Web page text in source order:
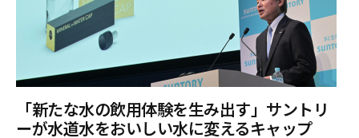
「新たな水の飲用体験を生み出す」サントリ
ーが水道水をおいしい水に変えるキャップ